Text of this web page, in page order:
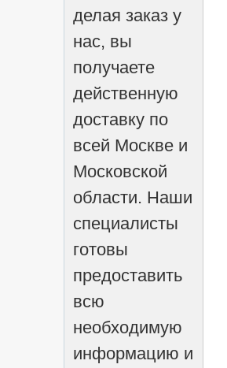
делая заказ у
нас, вы
получаете
действенную
доставку по
всей Москве и
Московской
области. Наши
специалисты
готовы
предоставить
всю
необходимую
информацию и